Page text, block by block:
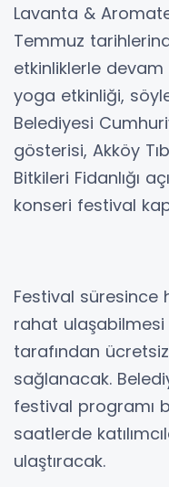
Lavanta &
Temmuz
etkinliklerle
yoga etkinliği,
Belediyesi
gösterisi, Akköy
Bitkileri Fidanlığı
konseri festival
Festival süresince
rahat ulaşabilmesi
tarafından
sağlanacak.
festival programı
saatlerde
ulaştıracak.